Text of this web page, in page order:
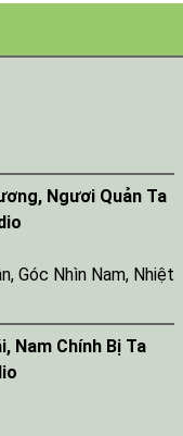
Ngươi Quản Ta
, Góc Nhìn Nam, Nhiệt
Nam Chính Bị Ta